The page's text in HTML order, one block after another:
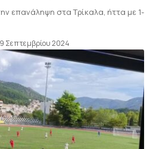
επανάληψη στα Τρίκαλα, ήττα με 1-
Σεπτεμβρίου 2024